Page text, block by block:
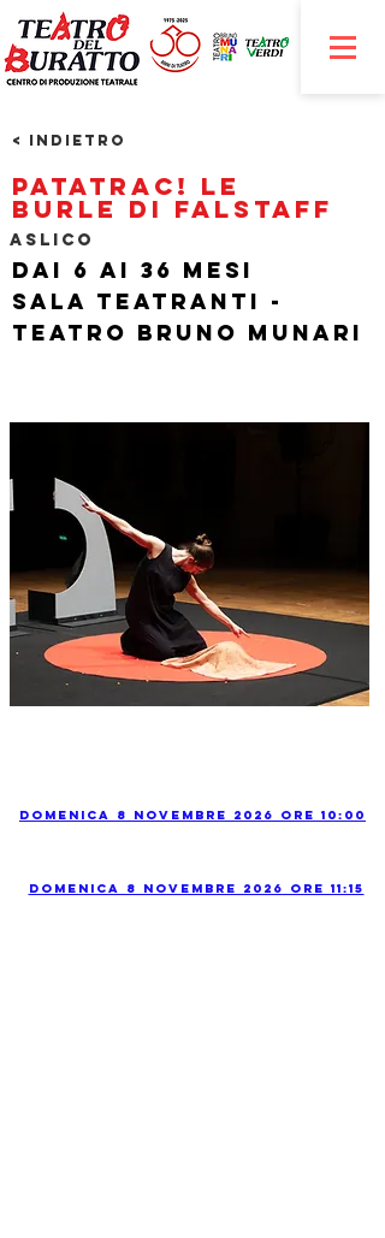
< Indietro
Patatrac! Le
burle di Falstaff
AsLiCo
Dai 6 ai 36 mesi
Sala teatranti -
Teatro Bruno Munari
​
Domenica 8 Novembre 2026 ore 10:00
Domenica 8 Novembre 2026 ore 11:15